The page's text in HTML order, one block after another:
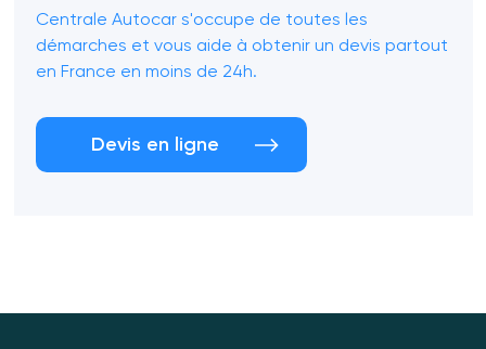
Centrale Autocar s'occupe de toutes les
démarches et vous aide à obtenir un devis partout
en France en moins de 24h.
Devis en ligne